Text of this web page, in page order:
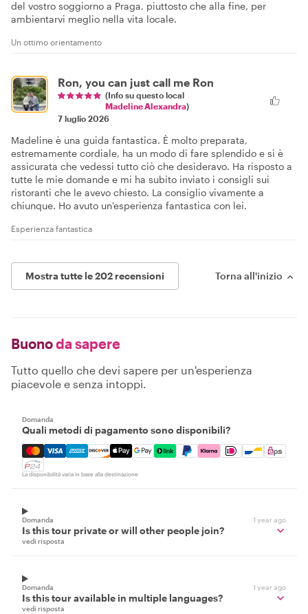
del vostro soggiorno a Praga, piuttosto che alla fine, per
ambientarvi meglio nella vita locale.
Un ottimo orientamento
Ron, you can just call me Ron
(Info su questo local
Madeline Alexandra)
7 luglio 2026
Madeline è una guida fantastica. È molto preparata,
estremamente cordiale, ha un modo di fare splendido e si è
assicurata che vedessi tutto ciò che desideravo. Ha risposto a
tutte le mie domande e mi ha subito inviato i consigli sui
ristoranti che le avevo chiesto. La consiglio vivamente a
chiunque. Ho avuto un'esperienza fantastica con lei.
Esperienza fantastica
Mostra tutte le 202 recensioni Torna all'inizio
Buonoda sapere
Tutto quello che devi sapere per un'esperienza
piacevole e senza intoppi.
Domanda
Quali metodi di pagamento sono disponibili?
Mastercard, Visa, Amex, Discover, Apple Pay, Google
La disponibilità varia in base alla destinazione
Domanda 1 year ago
Is this tour private or will other people join?
vedi risposta
Domanda 1 year ago
Is this tour available in multiple languages?
vedi risposta